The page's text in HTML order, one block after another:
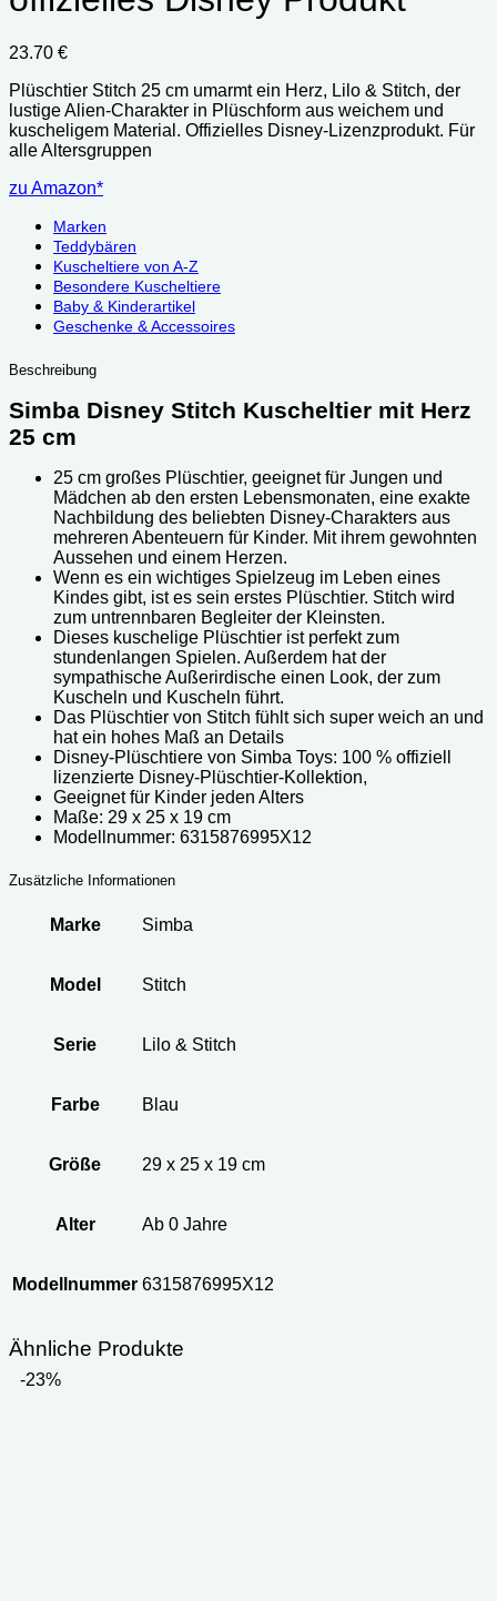
23.70 €
Plüschtier Stitch 25 cm umarmt ein Herz, Lilo & Stitch, der
lustige Alien-Charakter in Plüschform aus weichem und
kuscheligem Material. Offizielles Disney-Lizenzprodukt. Für
alle Altersgruppen
zu Amazon*
Marken
Teddybären
Kuscheltiere von A-Z
Besondere Kuscheltiere
Baby & Kinderartikel
Geschenke & Accessoires
Beschreibung
Simba Disney Stitch Kuscheltier mit Herz
25 cm
25 cm großes Plüschtier, geeignet für Jungen und
Mädchen ab den ersten Lebensmonaten, eine exakte
Nachbildung des beliebten Disney-Charakters aus
mehreren Abenteuern für Kinder. Mit ihrem gewohnten
Aussehen und einem Herzen.
Wenn es ein wichtiges Spielzeug im Leben eines
Kindes gibt, ist es sein erstes Plüschtier. Stitch wird
zum untrennbaren Begleiter der Kleinsten.
Dieses kuschelige Plüschtier ist perfekt zum
stundenlangen Spielen. Außerdem hat der
sympathische Außerirdische einen Look, der zum
Kuscheln und Kuscheln führt.
Das Plüschtier von Stitch fühlt sich super weich an und
hat ein hohes Maß an Details
Disney-Plüschtiere von Simba Toys: 100 % offiziell
lizenzierte Disney-Plüschtier-Kollektion,
Geeignet für Kinder jeden Alters
Maße: 29 x 25 x 19 cm
Modellnummer: 6315876995X12
Zusätzliche Informationen
Marke Simba
Model Stitch
Serie Lilo & Stitch
Farbe Blau
Größe 29 x 25 x 19 cm
Alter Ab 0 Jahre
Modellnummer 6315876995X12
Ähnliche Produkte
-23%